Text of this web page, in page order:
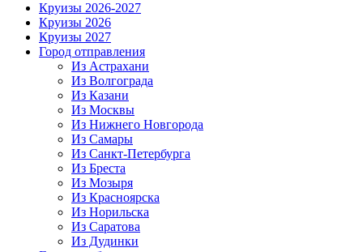
Круизы 2026-2027
Круизы 2026
Круизы 2027
Город отправления
Из Астрахани
Из Волгограда
Из Казани
Из Москвы
Из Нижнего Новгорода
Из Самары
Из Санкт-Петербурга
Из Бреста
Из Мозыря
Из Красноярска
Из Норильска
Из Саратова
Из Дудинки